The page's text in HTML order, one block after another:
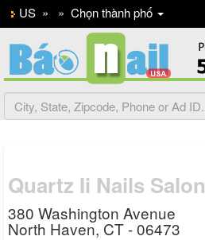
US » » Chọn thành phố
Quartz Ii Nails Salon
380 Washington Avenue
North Haven, CT - 06473